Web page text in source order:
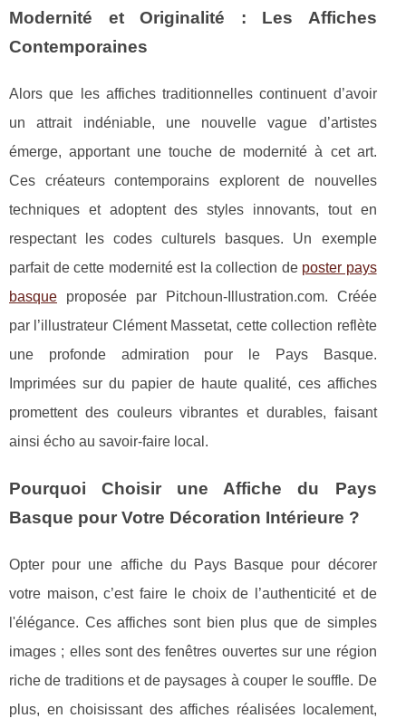
Modernité et Originalité : Les Affiches
Contemporaines
Alors que les affiches traditionnelles continuent d’avoir
un attrait indéniable, une nouvelle vague d’artistes
émerge, apportant une touche de modernité à cet art.
Ces créateurs contemporains explorent de nouvelles
techniques et adoptent des styles innovants, tout en
respectant les codes culturels basques. Un exemple
parfait de cette modernité est la collection de poster pays
basque proposée par Pitchoun-Illustration.com. Créée
par l’illustrateur Clément Massetat, cette collection reflète
une profonde admiration pour le Pays Basque.
Imprimées sur du papier de haute qualité, ces affiches
promettent des couleurs vibrantes et durables, faisant
ainsi écho au savoir-faire local.
Pourquoi Choisir une Affiche du Pays
Basque pour Votre Décoration Intérieure ?
Opter pour une affiche du Pays Basque pour décorer
votre maison, c’est faire le choix de l’authenticité et de
l'élégance. Ces affiches sont bien plus que de simples
images ; elles sont des fenêtres ouvertes sur une région
riche de traditions et de paysages à couper le souffle. De
plus, en choisissant des affiches réalisées localement,